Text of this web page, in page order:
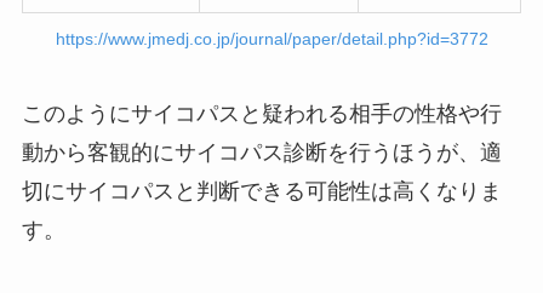
https://www.jmedj.co.jp/journal/paper/detail.php?id=3772
このようにサイコパスと疑われる相手の性格や行
動から客観的にサイコパス診断を行うほうが、適
切にサイコパスと判断できる可能性は高くなりま
す。